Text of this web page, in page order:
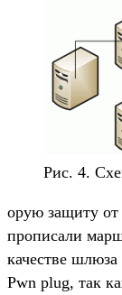
Рис. 4.
орую защиту
прописали
качестве
Pwn plug, так